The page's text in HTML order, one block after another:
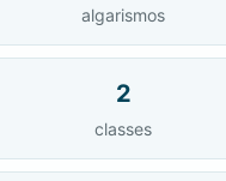
algarismos
2
classes